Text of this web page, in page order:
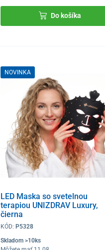
Do košíka
NOVINKA
LED Maska so svetelnou
terapiou UNIZDRAV Luxury,
čierna
KÓD:P5328
Skladom >10ks